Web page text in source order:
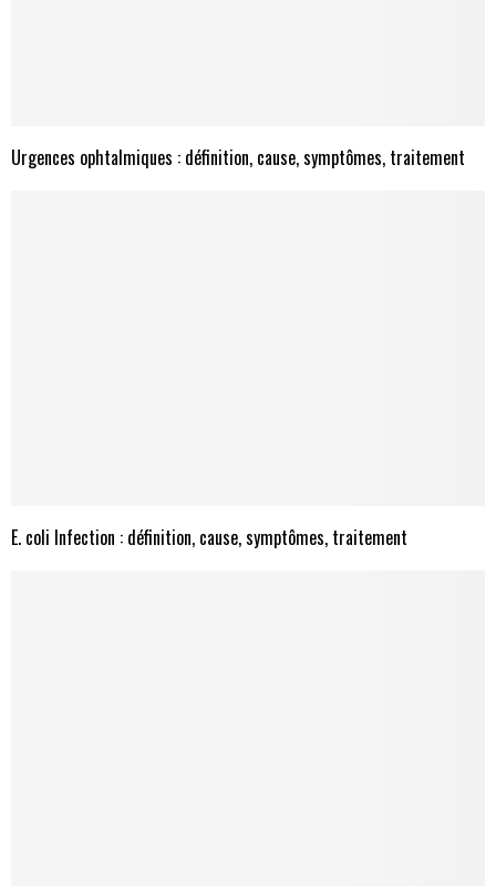
Urgences ophtalmiques : définition, cause, symptômes, traitement
E. coli Infection : définition, cause, symptômes, traitement